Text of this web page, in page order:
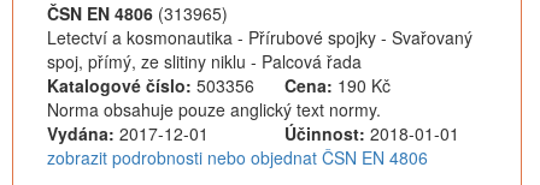
ČSN EN 4806 (313965)
Letectví a kosmonautika - Přírubové spojky - Svařovaný
spoj, přímý, ze slitiny niklu - Palcová řada
Katalogové číslo: 503356 Cena: 190 Kč
Norma obsahuje pouze anglický text normy.
Vydána: 2017-12-01 Účinnost: 2018-01-01
zobrazit podrobnosti nebo objednat ČSN EN 4806